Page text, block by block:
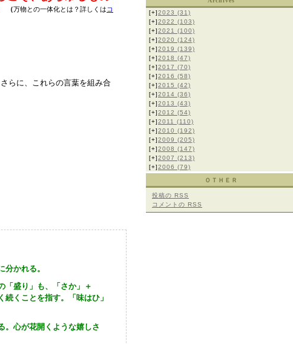
（万物との一体化とは？詳しくは コ
らに、これらの言葉を組み合
分かれる。
「盛り」も、「さか」＋
くことを指す。「味はひ」
。心が花開くような嬉しさ
[+]2023 (31)
[+]2022 (103)
[+]2021 (100)
[+]2020 (124)
[+]2019 (139)
[+]2018 (47)
[+]2017 (70)
[+]2016 (58)
[+]2015 (42)
[+]2014 (36)
[+]2013 (43)
[+]2012 (54)
[+]2011 (110)
[+]2010 (192)
[+]2009 (205)
[+]2008 (147)
[+]2007 (213)
[+]2006 (79)
ＯＴＨＥＲ
投稿の RSS
コメントの RSS